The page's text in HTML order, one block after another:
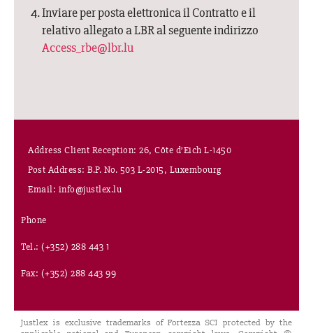
Inviare per posta elettronica il Contratto e il
relativo allegato a LBR al seguente indirizzo
Access_rbe@lbr.lu
Address Client Reception: 26, Côte d’Eich L-1450
Post Address: B.P. No. 503 L-2015, Luxembourg
Email: info@justlex.lu
Phone
Tel.: (+352) 288 443 1
Fax: (+352) 288 443 99
Justlex is exclusive trademarks of Fortezza SCI protected by the